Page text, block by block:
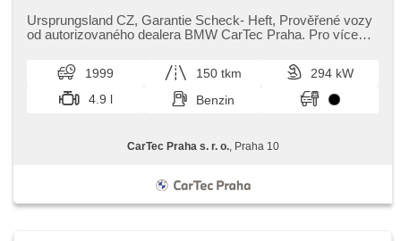
Ursprungsland CZ,​ Garantie Scheck​- Heft,​ Prověřené vozy
od autorizovaného dealera BMW CarTec Praha. Pro více
1999 150 tkm
294 kW
4.9 l
Benzin
CarTec Praha s. r. o., Praha 10